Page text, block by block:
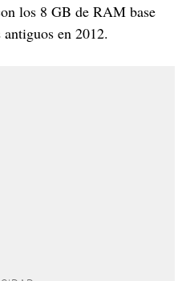
los 8 GB de RAM base
en 2012.